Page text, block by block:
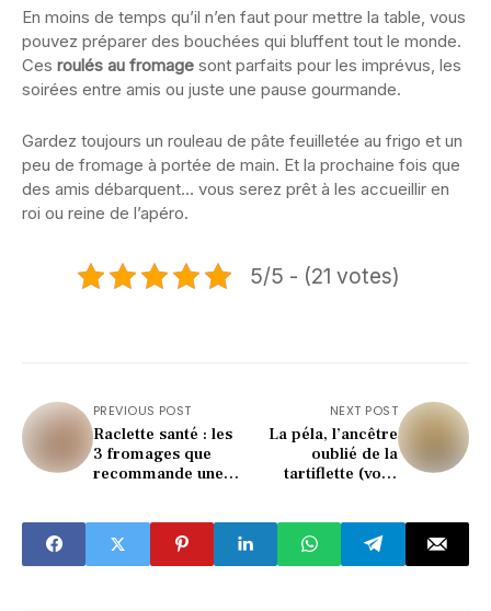
En moins de temps qu’il n’en faut pour mettre la table, vous
pouvez préparer des bouchées qui bluffent tout le monde.
Ces roulés au fromage sont parfaits pour les imprévus, les
soirées entre amis ou juste une pause gourmande.
Gardez toujours un rouleau de pâte feuilletée au frigo et un
peu de fromage à portée de main. Et la prochaine fois que
des amis débarquent… vous serez prêt à les accueillir en
roi ou reine de l’apéro.
5/5 - (21 votes)
PREVIOUS POST
Raclette santé : les
3 fromages que
recommande une
NEXT POST
La péla, l’ancêtre
oublié de la
tartiflette (vous